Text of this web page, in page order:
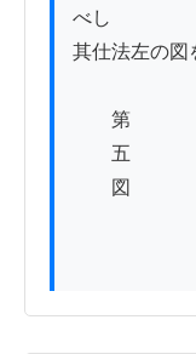
べし
其仕法左の図
第
五
図